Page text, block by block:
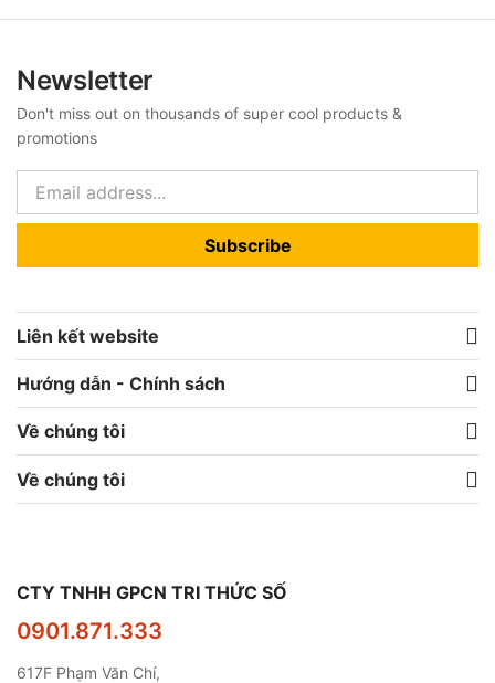
Newsletter
Don't miss out on thousands of super cool products &
promotions
Subscribe
Liên kết website
Hướng dẫn - Chính sách
Về chúng tôi
Về chúng tôi
CTY TNHH GPCN TRI THỨC SỐ
0901.871.333
617F Phạm Văn Chí,